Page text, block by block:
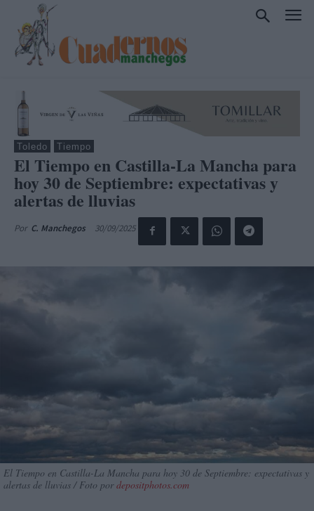
Toledo Tiempo
El Tiempo en Castilla-La Mancha para
hoy 30 de Septiembre: expectativas y
alertas de lluvias
Por C. Manchegos 30/09/2025
El Tiempo en Castilla-La Mancha para hoy 30 de Septiembre: expectativas y
alertas de lluvias / Foto pordepositphotos.com